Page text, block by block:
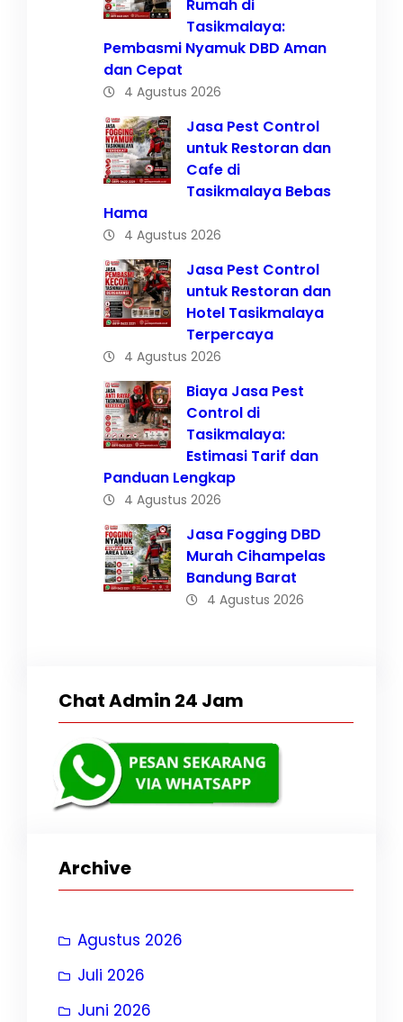
Rumah di
Tasikmalaya:
Pembasmi Nyamuk DBD Aman
dan Cepat
4 Agustus 2026
Jasa Pest Control
untuk Restoran dan
Cafe di
Tasikmalaya Bebas
Hama
4 Agustus 2026
Jasa Pest Control
untuk Restoran dan
Hotel Tasikmalaya
Terpercaya
4 Agustus 2026
Biaya Jasa Pest
Control di
Tasikmalaya:
Estimasi Tarif dan
Panduan Lengkap
4 Agustus 2026
Jasa Fogging DBD
Murah Cihampelas
Bandung Barat
4 Agustus 2026
Chat Admin 24 Jam
Archive
Agustus 2026
Juli 2026
Juni 2026